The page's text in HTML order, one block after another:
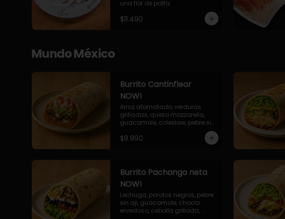
una flor de palta.
$11.490
Mundo México
Burrito Cantinflear
NOW!
Arroz atomatado, verduras
grilladas, queso mozzarella,
guacamole, coleslaw, pebre sin
$8.990
Burrito Pachanga neta
NOW!
Lechuga, porotos negros, pebre
sin aji, guacamole, choclo
enredoso, cebolla grillada,